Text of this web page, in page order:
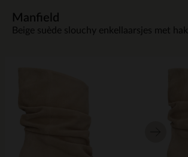
Manfield
Beige suède slouchy enkellaarsjes met hak